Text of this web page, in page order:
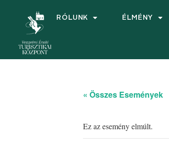
RÓLUNK ÉLMÉNY
« Összes Események
Ez az esemény elmúlt.